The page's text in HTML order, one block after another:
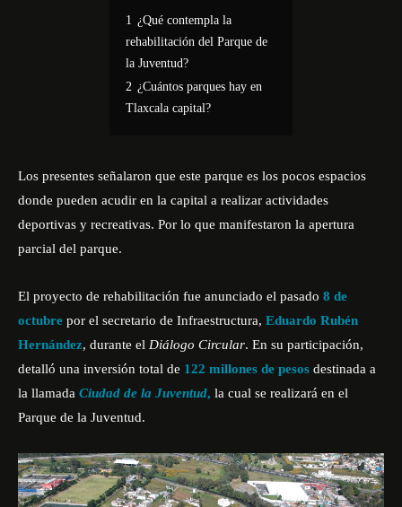
1 ¿Qué contempla la
rehabilitación del Parque de
la Juventud?
2 ¿Cuántos parques hay en
Tlaxcala capital?
Los presentes señalaron que este parque es los pocos espacios
donde pueden acudir en la capital a realizar actividades
deportivas y recreativas. Por lo que manifestaron la apertura
parcial del parque.
El proyecto de rehabilitación fue anunciado el pasado 8 de
octubre por el secretario de Infraestructura, Eduardo Rubén
Hernández, durante el Diálogo Circular. En su participación,
detalló una inversión total de 122 millones de pesos destinada a
la llamada Ciudad de la Juventud, la cual se realizará en el
Parque de la Juventud.